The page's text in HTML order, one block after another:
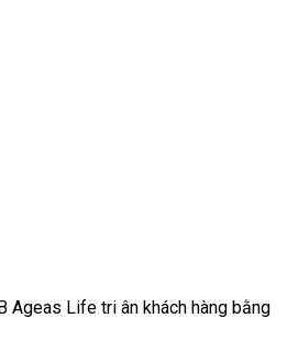
Ageas Life tri ân khách hàng bằng